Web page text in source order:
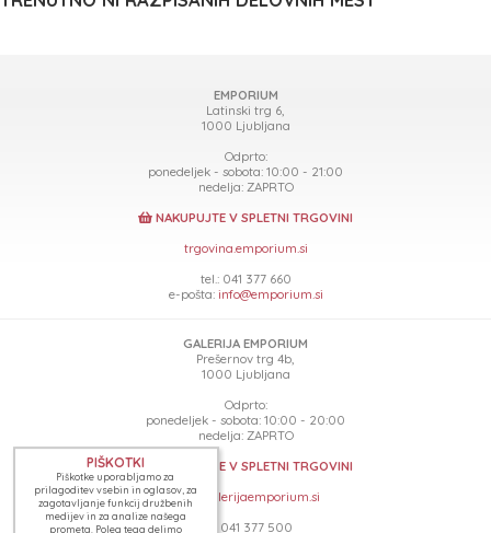
EMPORIUM
Latinski trg 6,
1000 Ljubljana
Odprto:
ponedeljek - sobota: 10:00 - 21:00
nedelja: ZAPRTO
NAKUPUJTE V SPLETNI TRGOVINI
trgovina.emporium.si
tel.: 041 377 660
e-pošta: info@emporium.si
GALERIJA EMPORIUM
Prešernov trg 4b,
1000 Ljubljana
Odprto:
ponedeljek - sobota: 10:00 - 20:00
nedelja: ZAPRTO
NAKUPUJTE V SPLETNI TRGOVINI
www.galerijaemporium.si
tel.: 041 377 500
PIŠKOTKI
Piškotke uporabljamo za
prilagoditev vsebin in oglasov, za
zagotavljanje funkcij družbenih
medijev in za analize našega
prometa. Poleg tega delimo